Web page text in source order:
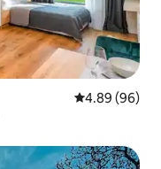
レビュー96件
4.89 (96)